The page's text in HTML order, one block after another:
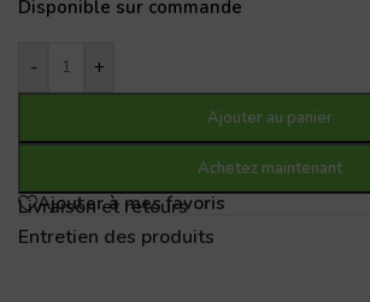
Disponible sur commande
- +
Ajouter au panier
Achetez maintenant
Ajouter à mes favoris
Livraison et retours
Entretien des produits